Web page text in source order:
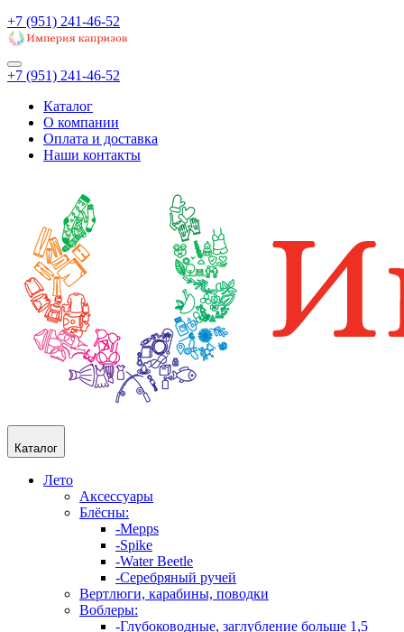
+7 (951) 241-46-52
+7 (951) 241-46-52
Каталог
О компании
Оплата и доставка
Наши контакты
Каталог
Лето
Аксессуары
Блёсны:
-Mepps
-Spike
-Water Beetle
-Серебряный ручей
Вертлюги, карабины, поводки
Воблеры:
-Глубоководные, заглубление больше 1,5